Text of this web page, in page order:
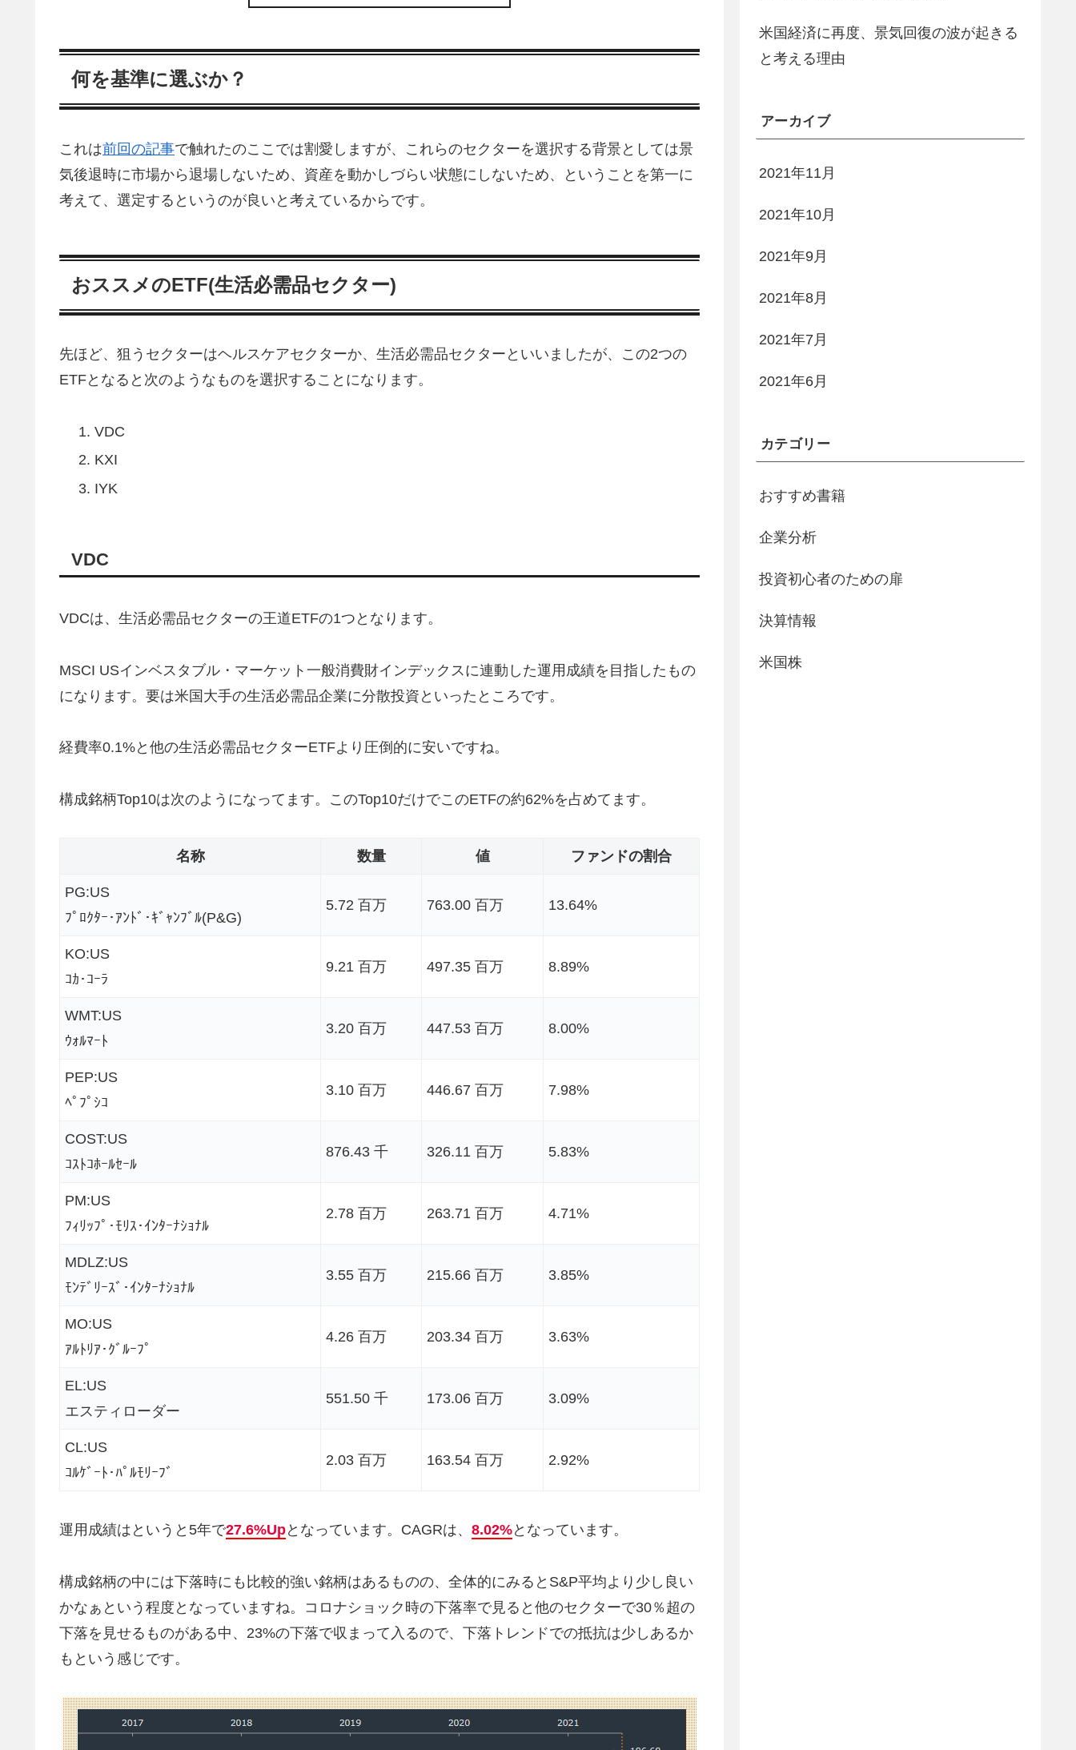
何を基準に選ぶか？
これは前回の記事で触れたのここでは割愛しますが、これらのセクターを選択する背景としては景
気後退時に市場から退場しないため、資産を動かしづらい状態にしないため、ということを第一に
考えて、選定するというのが良いと考えているからです。
おススメのETF(生活必需品セクター)
先ほど、狙うセクターはヘルスケアセクターか、生活必需品セクターといいましたが、この2つの
ETFとなると次のようなものを選択することになります。
VDC
KXI
IYK
VDC
VDCは、生活必需品セクターの王道ETFの1つとなります。
MSCI USインベスタブル・マーケット一般消費財インデックスに連動した運用成績を目指したもの
になります。要は米国大手の生活必需品企業に分散投資といったところです。
経費率0.1%と他の生活必需品セクターETFより圧倒的に安いですね。
構成銘柄Top10は次のようになってます。このTop10だけでこのETFの約62%を占めてます。
名称 数量 値 ファンドの割合
PG:US
ﾌﾟﾛｸﾀｰ･ｱﾝﾄﾞ･ｷﾞｬﾝﾌﾞﾙ(P&G)
5.72 百万 763.00 百万 13.64%
KO:US
ｺｶ･ｺｰﾗ
9.21 百万 497.35 百万 8.89%
WMT:US
ｳｫﾙﾏｰﾄ
3.20 百万 447.53 百万 8.00%
PEP:US
ﾍﾟﾌﾟｼｺ
3.10 百万 446.67 百万 7.98%
COST:US
ｺｽﾄｺﾎｰﾙｾｰﾙ
876.43 千 326.11 百万 5.83%
PM:US
ﾌｨﾘｯﾌﾟ･ﾓﾘｽ･ｲﾝﾀｰﾅｼｮﾅﾙ
2.78 百万 263.71 百万 4.71%
MDLZ:US
ﾓﾝﾃﾞﾘｰｽﾞ･ｲﾝﾀｰﾅｼｮﾅﾙ
3.55 百万 215.66 百万 3.85%
MO:US
ｱﾙﾄﾘｱ･ｸﾞﾙｰﾌﾟ
4.26 百万 203.34 百万 3.63%
EL:US
エスティローダー
551.50 千 173.06 百万 3.09%
CL:US
ｺﾙｹﾞｰﾄ･ﾊﾟﾙﾓﾘｰﾌﾞ
2.03 百万 163.54 百万 2.92%
運用成績はというと5年で27.6%Upとなっています。CAGRは、 8.02%となっています。
構成銘柄の中には下落時にも比較的強い銘柄はあるものの、全体的にみるとS&P平均より少し良い
かなぁという程度となっていますね。コロナショック時の下落率で見ると他のセクターで30％超の
下落を見せるものがある中、23%の下落で収まって入るので、下落トレンドでの抵抗は少しあるか
もという感じです。
米国経済に再度、景気回復の波が起きる
と考える理由
アーカイブ
2021年11月
2021年10月
2021年9月
2021年8月
2021年7月
2021年6月
カテゴリー
おすすめ書籍
企業分析
投資初心者のための扉
決算情報
米国株